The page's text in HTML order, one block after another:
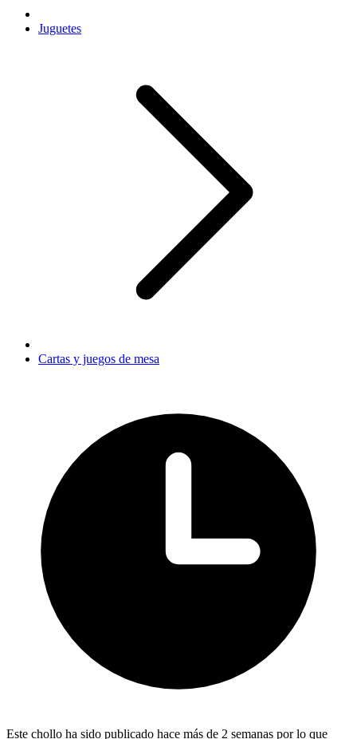
Juguetes
Cartas y juegos de mesa
Este chollo ha sido publicado hace más de 2 semanas por lo que